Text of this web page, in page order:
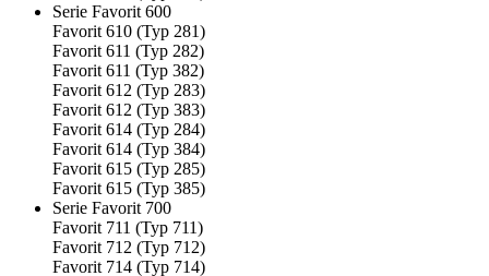
Serie Favorit 600
Favorit 610 (Typ 281)
Favorit 611 (Typ 282)
Favorit 611 (Typ 382)
Favorit 612 (Typ 283)
Favorit 612 (Typ 383)
Favorit 614 (Typ 284)
Favorit 614 (Typ 384)
Favorit 615 (Typ 285)
Favorit 615 (Typ 385)
Serie Favorit 700
Favorit 711 (Typ 711)
Favorit 712 (Typ 712)
Favorit 714 (Typ 714)